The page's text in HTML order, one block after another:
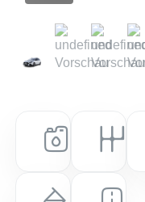
Kraftstoff
Benzin Automatik
Farbe Laufleistung